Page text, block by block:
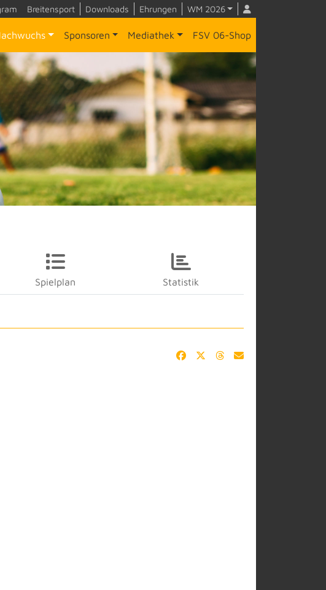
Breitensport Downloads Ehrungen WM 2026
Sponsoren Mediathek FSV 06-Shop
Spielplan Statistik